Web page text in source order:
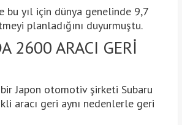
bu yıl için dünya genelinde 9,7
planladığını duyurmuştu.
2600 ARACI GERİ
Japon otomotiv şirketi Subaru
aracı geri aynı nedenlerle geri